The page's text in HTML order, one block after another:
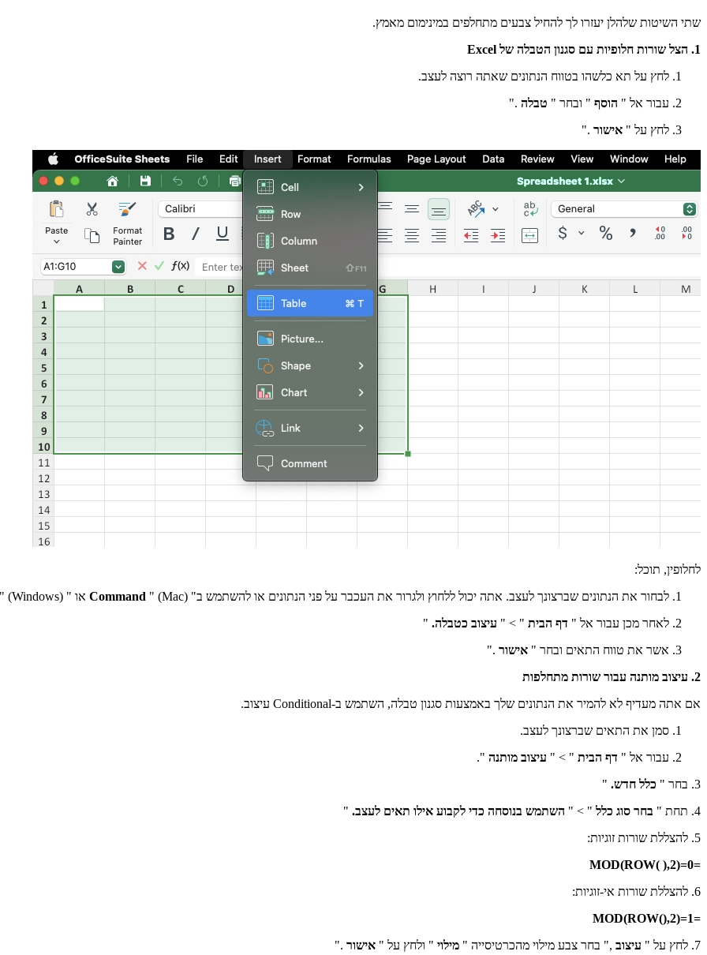
שתי השיטות שלהלן יעזרו לך להחיל צבעים מתחלפים במינימום מאמץ.
1. הצל שורות חלופיות עם סגנון הטבלה של Excel
לחץ על תא כלשהו בטווח הנתונים שאתה רוצה לעצב.
עבור אל " הוסף " ובחר " טבלה ."
לחץ על " אישור ."
לחלופין, תוכל:
לבחור את הנתונים שברצונך לעצב. אתה יכול ללחוץ ולגרור את העכבר על פני הנתונים או להשתמש ב"
Command " (Mac) או "
" (Windows).
לאחר מכן עבור אל " דף הבית " > " עיצוב כטבלה. "
אשר את טווח התאים ובחר " אישור ."
2. עיצוב מותנה עבור שורות מתחלפות
אם אתה מעדיף לא להמיר את הנתונים שלך באמצעות סגנון טבלה, השתמש ב-Conditional עיצוב.
סמן את התאים שברצונך לעצב.
עבור אל " דף הבית " > " עיצוב מותנה ".
3. בחר "
כלל חדש. "
4. תחת "
בחר סוג כלל " > " השתמש בנוסחה כדי לקבוע אילו תאים לעצב. "
5. להצללת שורות זוגיות:
=MOD(ROW( ),2)=0
6. להצללת שורות אי-זוגיות:
=MOD(ROW(),2)=1
7. לחץ על "
עיצוב ," בחר צבע מילוי מהכרטיסייה " מילוי " ולחץ על " אישור ."